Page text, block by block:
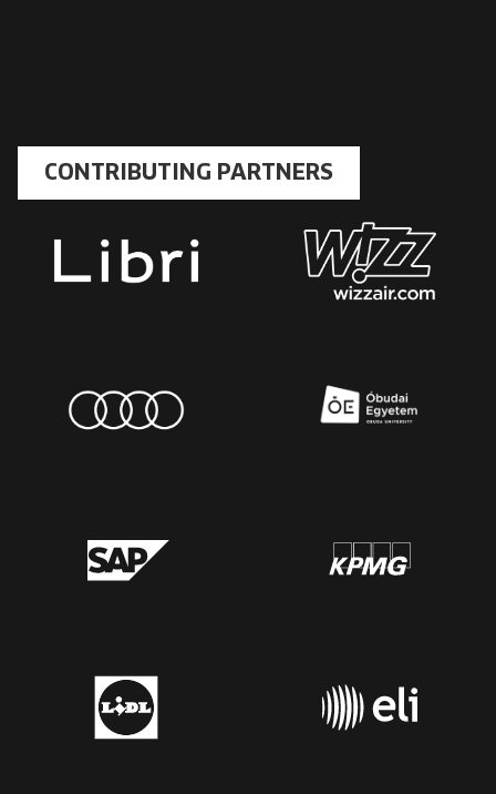
CONTRIBUTING PARTNERS